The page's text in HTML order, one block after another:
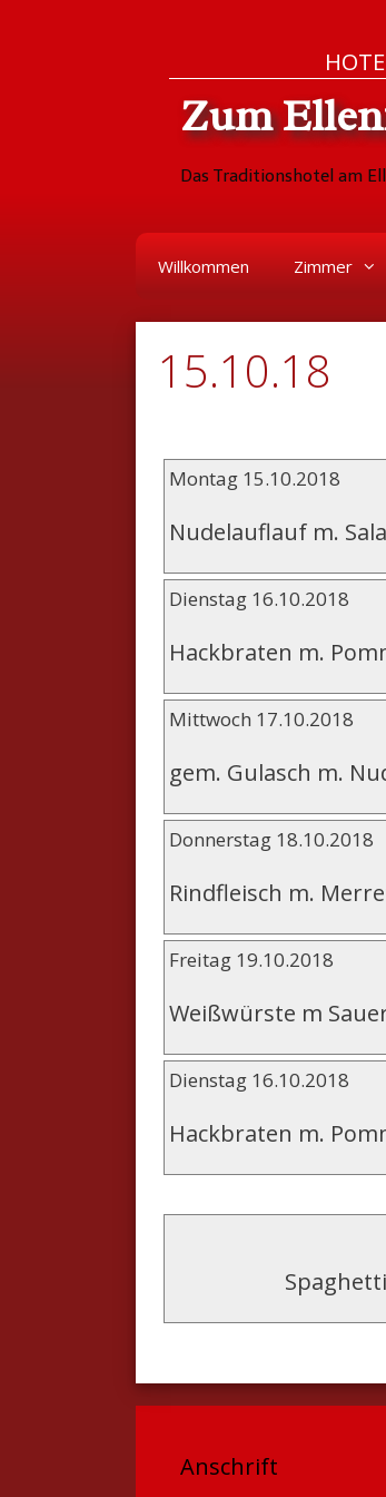
Zum
Das Traditionshotel am
Willkommen Zimmer
15.10.18
Montag 15.10.2018
Nudelauflauf m.
Dienstag 16.10.2018
Hackbraten m.
Mittwoch 17.10.2018
gem. Gulasch m.
Donnerstag 18.10.2018
Rindfleisch m.
Freitag 19.10.2018
Weißwürste m
Dienstag 16.10.2018
Hackbraten m.
Anschrift